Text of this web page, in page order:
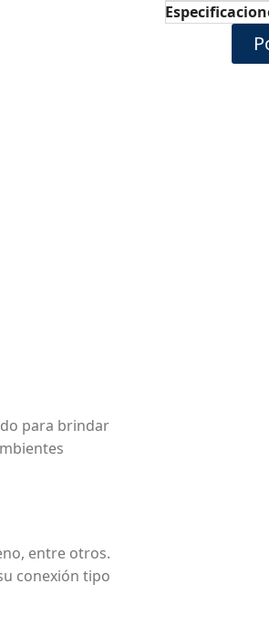
para brindar
entre otros.
conexión tipo